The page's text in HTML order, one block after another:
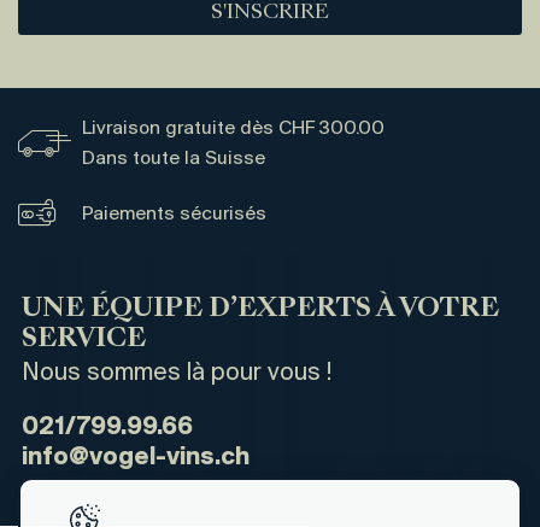
S'INSCRIRE
Livraison gratuite dès CHF 300.00
Dans toute la Suisse
Paiements sécurisés
UNE ÉQUIPE D’EXPERTS À VOTRE
SERVICE
Nous sommes là pour vous !
021/799.99.66
info@vogel-vins.ch